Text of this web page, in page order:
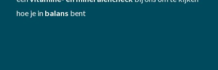
hoe je in balans bent